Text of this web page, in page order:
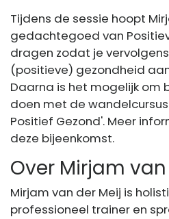
Tijdens de sessie hoopt
gedachtegoed van
dragen zodat je
(positieve) gezondheid
Daarna is het mogelijk om
doen met de
Positief Gezond'. Meer
deze bijeenkomst.
Over Mirjam
Mirjam van der Meij is
professioneel trainer en